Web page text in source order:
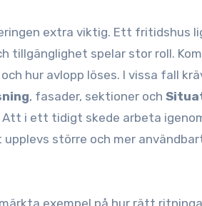
extra viktig. Ett fritidshus
tillgänglighet spelar stor roll.
hur avlopp löses. I vissa fall
, fasader, sektioner och
i ett tidigt skede arbeta
större och mer
exempel på hur rätt